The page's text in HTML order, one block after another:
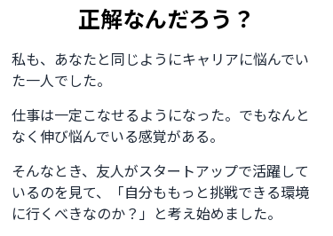
※少数精鋭で事業を回している関係上、
質の維持を徹底するために、面談可能数に
正解なんだろう？
私も、あなたと同じようにキャリアに悩んでい
た一人でした。
仕事は一定こなせるようになった。でもなんと
なく伸び悩んでいる感覚がある。
そんなとき、友人がスタートアップで活躍して
いるのを見て、「自分ももっと挑戦できる環境
に行くべきなのか？」と考え始めました。